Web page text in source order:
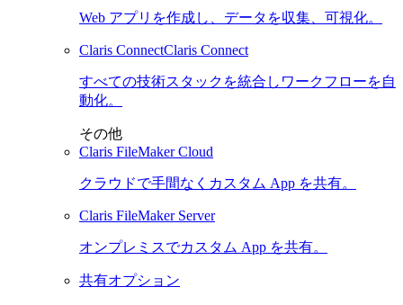
Web アプリを作成し、データを収集、可視化。
Claris ConnectClaris Connect
すべての技術スタックを統合しワークフローを自
動化。
その他
Claris FileMaker Cloud
クラウドで手間なくカスタム App を共有。
Claris FileMaker Server
オンプレミスでカスタム App を共有。
共有オプション